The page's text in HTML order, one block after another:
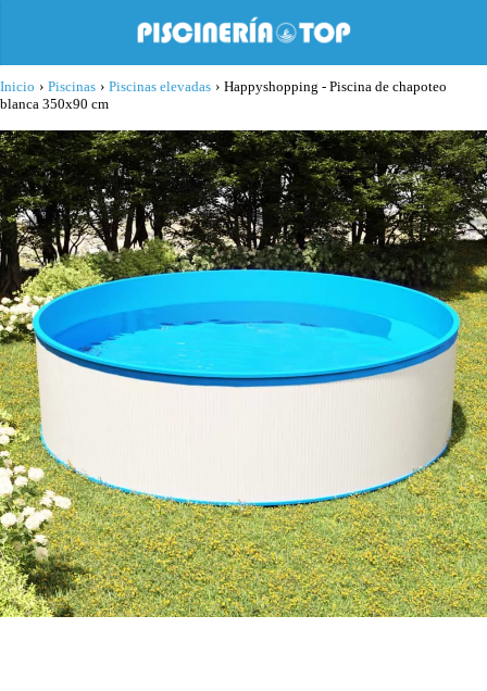
Inicio › Piscinas › Piscinas elevadas › Happyshopping - Piscina de chapoteo
blanca 350x90 cm